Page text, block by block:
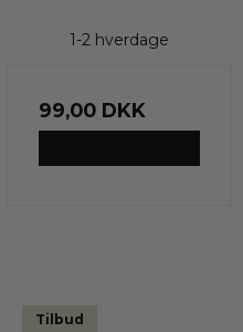
1-2 hverdage
99,00 DKK
Tilbud